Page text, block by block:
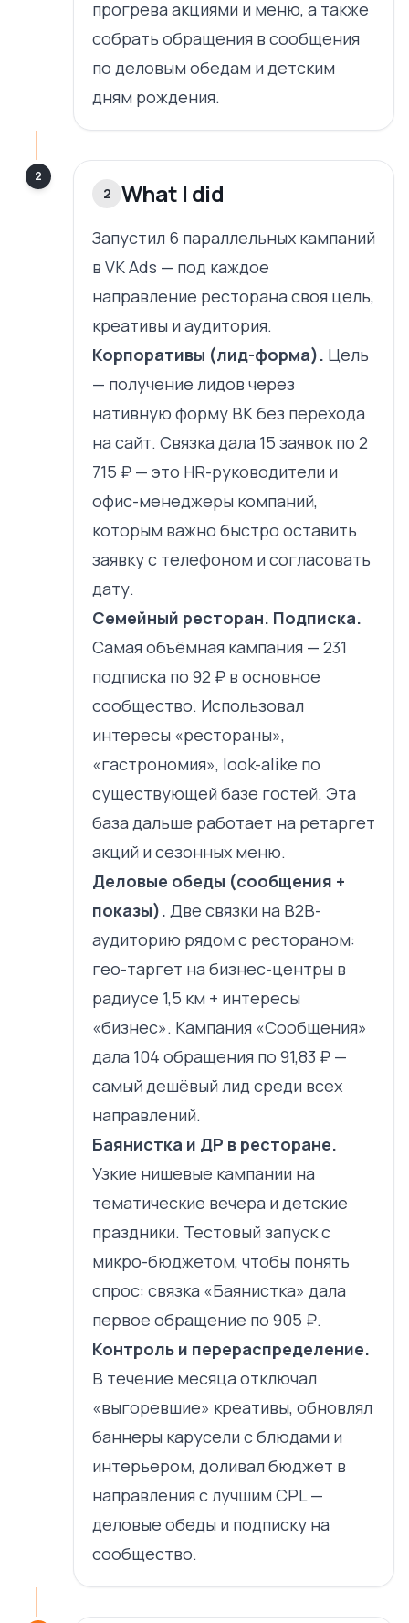
прогрева акциями и меню, а также
собрать обращения в сообщения
по деловым обедам и детским
дням рождения.
2
2 What I did
Запустил 6 параллельных кампаний
в VK Ads — под каждое
направление ресторана своя цель,
креативы и аудитория.
Корпоративы (лид-форма). Цель
— получение лидов через
нативную форму ВК без перехода
на сайт. Связка дала 15 заявок по 2
715 ₽ — это HR-руководители и
офис-менеджеры компаний,
которым важно быстро оставить
заявку с телефоном и согласовать
дату.
Семейный ресторан. Подписка.
Самая объёмная кампания — 231
подписка по 92 ₽ в основное
сообщество. Использовал
интересы «рестораны»,
«гастрономия», look-alike по
существующей базе гостей. Эта
база дальше работает на ретаргет
акций и сезонных меню.
Деловые обеды (сообщения +
показы). Две связки на B2B-
аудиторию рядом с рестораном:
гео-таргет на бизнес-центры в
радиусе 1,5 км + интересы
«бизнес». Кампания «Сообщения»
дала 104 обращения по 91,83 ₽ —
самый дешёвый лид среди всех
направлений.
Баянистка и ДР в ресторане.
Узкие нишевые кампании на
тематические вечера и детские
праздники. Тестовый запуск с
микро-бюджетом, чтобы понять
спрос: связка «Баянистка» дала
первое обращение по 905 ₽.
Контроль и перераспределение.
В течение месяца отключал
«выгоревшие» креативы, обновлял
баннеры карусели с блюдами и
интерьером, доливал бюджет в
направления с лучшим CPL —
деловые обеды и подписку на
сообщество.